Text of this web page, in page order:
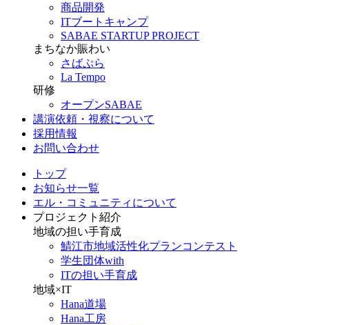
商品開発
ITブートキャンプ
SABAE STARTUP PROJECT
まちなか賑わい
さばぷら
La Tempo
研修
オープンSABAE
講演依頼・視察について
採用情報
お問い合わせ
トップ
お知らせ一覧
エル・コミュニティについて
プロジェクト紹介
地域の担い手育成
鯖江市地域活性化プランコンテスト
学生団体with
ITの担い手育成
地域×IT
Hana道場
Hana工房